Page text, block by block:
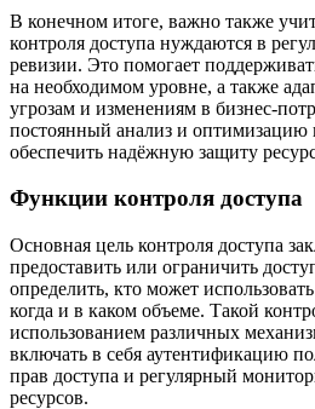
В конечном итоге, важно также
контроля доступа нуждаются в
ревизии. Это помогает
на необходимом уровне, а также
угрозам и изменениям в бизнес-
постоянный анализ и оптимизацию
обеспечить надёжную защиту
Функции контроля доступа
Основная цель контроля доступа
предоставить или ограничить
определить, кто может
когда и в каком объеме. Такой
использованием различных
включать в себя аутентификацию
прав доступа и регулярный
ресурсов.